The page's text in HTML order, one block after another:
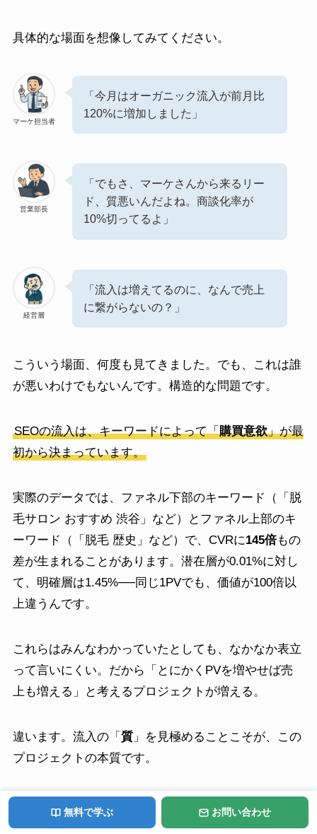
具体的な場面を想像してみてください。
マーケ担当者
「今月はオーガニック流入が前月比
120%に増加しました」
営業部長
「でもさ、マーケさんから来るリー
ド、質悪いんだよね。商談化率が
10%切ってるよ」
経営層
「流入は増えてるのに、なんで売上
に繋がらないの？」
こういう場面、何度も見てきました。でも、これは誰
が悪いわけでもないんです。構造的な問題です。
SEOの流入は、キーワードによって「購買意欲」が最
初から決まっています。
実際のデータでは、ファネル下部のキーワード（「脱
毛サロン おすすめ 渋谷」など）とファネル上部のキ
ーワード（「脱毛 歴史」など）で、CVRに145倍もの
差が生まれることがあります。潜在層が0.01%に対し
て、明確層は1.45%──同じ1PVでも、価値が100倍以
上違うんです。
これらはみんなわかっていたとしても、なかなか表立
って言いにくい。だから「とにかくPVを増やせば売
上も増える」と考えるプロジェクトが増える。
違います。流入の「 質」を見極めることこそが、この
プロジェクトの本質です。
上記理由から、Search Consoleに加えて、GTMや
GA4、ヒートマップツールやLookerStudioなど、様々
無料で学ぶ お問い合わせ